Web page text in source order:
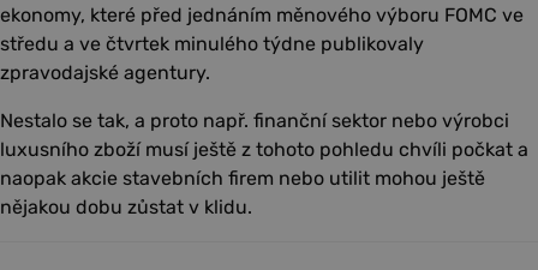
ekonomy, které před jednáním měnového výboru FOMC ve
středu a ve čtvrtek minulého týdne publikovaly
zpravodajské agentury.
Nestalo se tak, a proto např. finanční sektor nebo výrobci
luxusního zboží musí ještě z tohoto pohledu chvíli počkat a
naopak akcie stavebních firem nebo utilit mohou ještě
nějakou dobu zůstat v klidu.